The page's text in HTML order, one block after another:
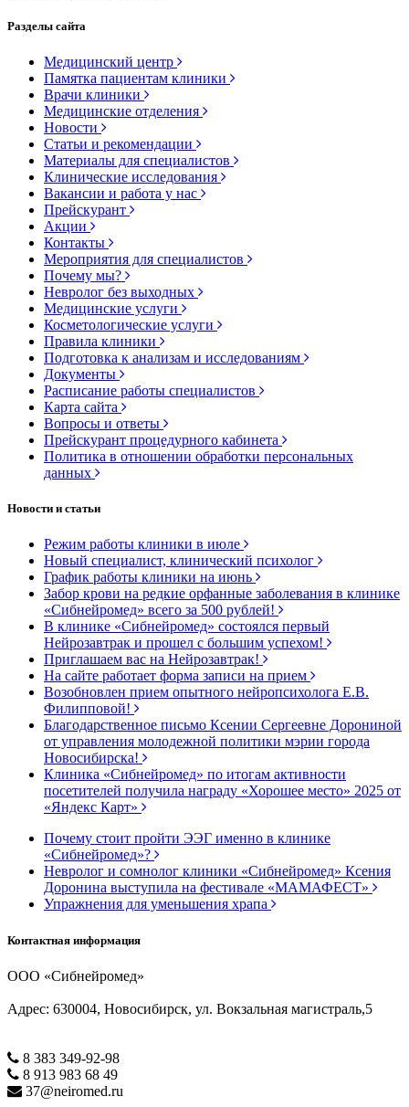
Разделы сайта
Медицинский центр
Памятка пациентам клиники
Врачи клиники
Медицинские отделения
Новости
Статьи и рекомендации
Материалы для специалистов
Клинические исследования
Вакансии и работа у нас
Прейскурант
Акции
Контакты
Мероприятия для специалистов
Почему мы?
Невролог без выходных
Медицинские услуги
Косметологические услуги
Правила клиники
Подготовка к анализам и исследованиям
Документы
Расписание работы специалистов
Карта сайта
Вопросы и ответы
Прейскурант процедурного кабинета
Политика в отношении обработки персональных
данных
Новости и статьи
Режим работы клиники в июле
Новый специалист, клинический психолог
График работы клиники на июнь
Забор крови на редкие орфанные заболевания в клинике
«Сибнейромед» всего за 500 рублей!
В клинике «Сибнейромед» состоялся первый
Нейрозавтрак и прошел с большим успехом!
Приглашаем вас на Нейрозавтрак!
На сайте работает форма записи на прием
Возобновлен прием опытного нейропсихолога Е.В.
Филипповой!
Благодарственное письмо Ксении Сергеевне Дорониной
от управления молодежной политики мэрии города
Новосибирска!
Клиника «Сибнейромед» по итогам активности
посетителей получила награду «Хорошее место» 2025 от
«Яндекс Карт»
Почему стоит пройти ЭЭГ именно в клинике
«Сибнейромед»?
Невролог и сомнолог клиники «Сибнейромед» Ксения
Доронина выступила на фестивале «МАМАФЕСТ»
Упражнения для уменьшения храпа
Контактная информация
ООО «Сибнейромед»
Адрес: 630004, Новосибирск, ул. Вокзальная магистраль,5
8 383 349-92-98
8 913 983 68 49
37@neiromed.ru